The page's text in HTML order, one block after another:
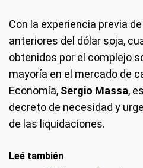
Con la experiencia previa
anteriores del dólar soja,
obtenidos por el complejo
mayoría en el mercado de
Economía, Sergio Massa,
decreto de necesidad y
de las liquidaciones.
Leé también